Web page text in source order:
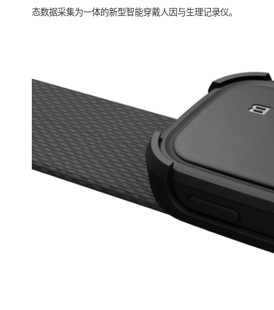
态数据采集为一体的新型智能穿戴人因与生理记录仪。